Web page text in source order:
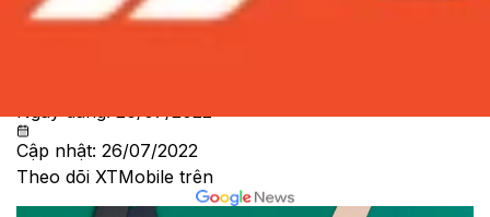
dụng liên tục trong 3 ngày
Ngày đăng:26/07/2022
Cập nhật: 26/07/2022
Theo dõi XTMobile trên